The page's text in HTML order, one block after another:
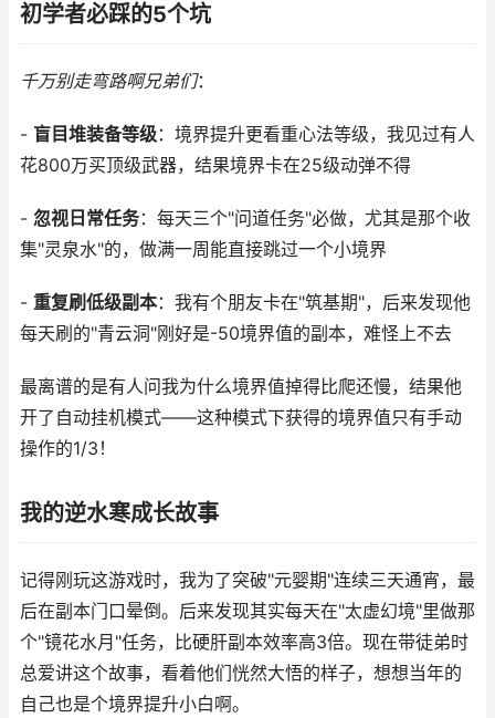
初学者必踩的5个坑
千万别走弯路啊兄弟们：
- 盲目堆装备等级：境界提升更看重心法等级，我见过有人
花800万买顶级武器，结果境界卡在25级动弹不得
- 忽视日常任务：每天三个"问道任务"必做，尤其是那个收
集"灵泉水"的，做满一周能直接跳过一个小境界
- 重复刷低级副本：我有个朋友卡在"筑基期"，后来发现他
每天刷的"青云洞"刚好是-50境界值的副本，难怪上不去
最离谱的是有人问我为什么境界值掉得比爬还慢，结果他
开了自动挂机模式——这种模式下获得的境界值只有手动
操作的1/3！
我的逆水寒成长故事
记得刚玩这游戏时，我为了突破"元婴期"连续三天通宵，最
后在副本门口晕倒。后来发现其实每天在"太虚幻境"里做那
个"镜花水月"任务，比硬肝副本效率高3倍。现在带徒弟时
总爱讲这个故事，看着他们恍然大悟的样子，想想当年的
自己也是个境界提升小白啊。